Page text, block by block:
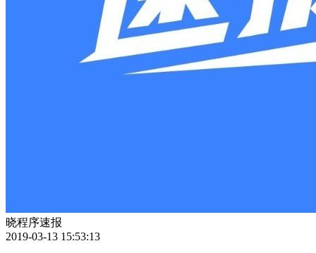
晓程序速报
2019-03-13 15:53:13